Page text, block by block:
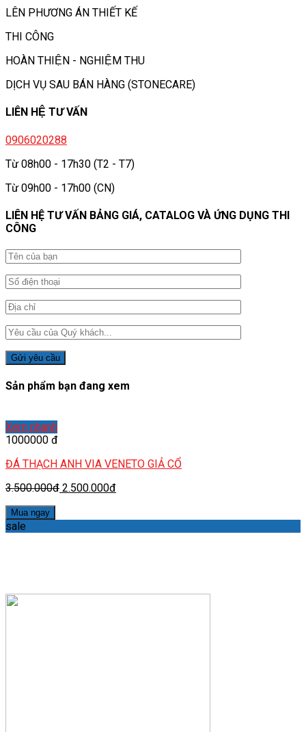
LÊN PHƯƠNG ÁN THIẾT KẾ
THI CÔNG
HOÀN THIỆN - NGHIỆM THU
DỊCH VỤ SAU BÁN HÀNG (STONECARE)
LIÊN HỆ TƯ VẤN
0906020288
Từ 08h00 - 17h30 (T2 - T7)
Từ 09h00 - 17h00 (CN)
LIÊN HỆ TƯ VẤN BẢNG GIÁ, CATALOG VÀ ỨNG DỤNG THI
CÔNG
Sản phẩm bạn đang xem
Xem nhanh
1000000 đ
ĐÁ THẠCH ANH VIA VENETO GIẢ CỔ
3.500.000đ 2.500.000đ
Mua ngay
sale